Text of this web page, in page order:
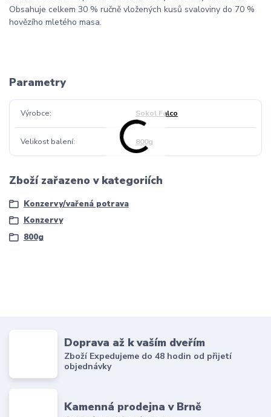
Obsahuje celkem 30 % ručně vložených kusů svaloviny do 70 %
hovězího mletého masa.
Parametry
Výrobce Sokol Falco
Velikost balení 800g
Zboží zařazeno v kategoriích
Konzervy/vařená potrava
Konzervy
800g
Doprava až k vaším dveřím
Zboží Expedujeme do 48 hodin od přijetí
objednávky
Kamenná prodejna v Brně